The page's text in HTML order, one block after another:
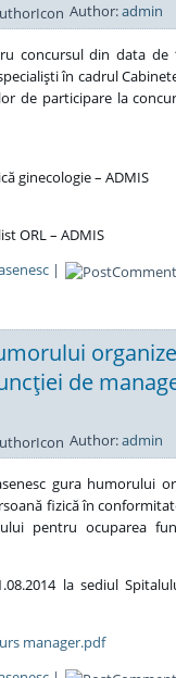
Author:admin
concursul din data de
în cadrul
de participare la
ginecologie – ADMIS
ORL – ADMIS
|
de
Author:admin
gura humorului
fizică în
pentru ocuparea
la sediul
manager.pdf